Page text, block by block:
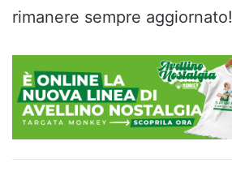
rimanere sempre aggiornato!